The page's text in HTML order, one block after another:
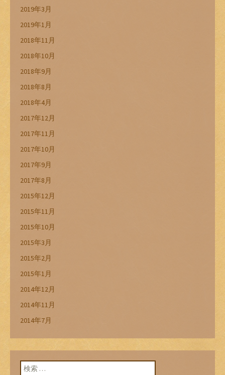
2019年3月
2019年1月
2018年11月
2018年10月
2018年9月
2018年8月
2018年4月
2017年12月
2017年11月
2017年10月
2017年9月
2017年8月
2015年12月
2015年11月
2015年10月
2015年3月
2015年2月
2015年1月
2014年12月
2014年11月
2014年7月
検索: